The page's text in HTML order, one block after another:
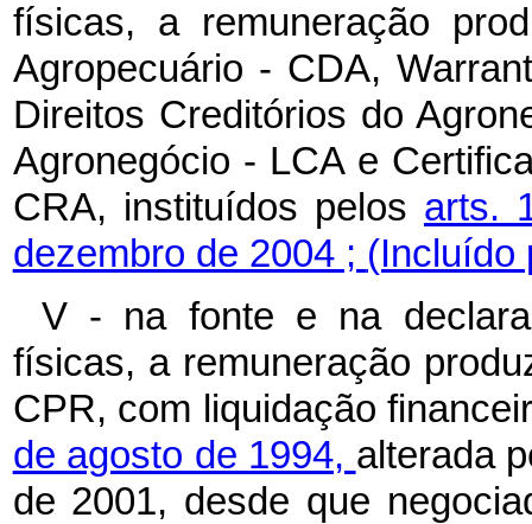
físicas, a remuneração
Agropecuário - CDA,
Direitos Creditórios do
Agronegócio - LCA e
CRA, instituídos pelos arts.
dezembro de 2004 ; (Incluído
V - na fonte e na
físicas, a remuneração
CPR, com liquidação
de agosto de 1994, alterada
de 2001, desde que